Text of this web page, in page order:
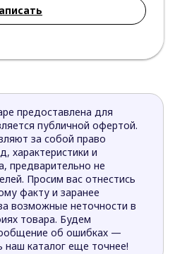
предоставлена для
публичной офертой.
за собой право
характеристики и
предварительно не
Просим вас отнестись
факту и заранее
возможные неточности в
товара. Будем
об ошибках —
каталог еще точнее!